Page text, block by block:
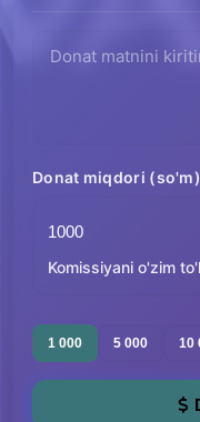
Donat miqdori (so'm)
Komissiyani o'zim
1 000 5 000 10